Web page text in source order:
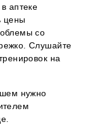
аптеке
цены
со
Слушайте
на
нужно